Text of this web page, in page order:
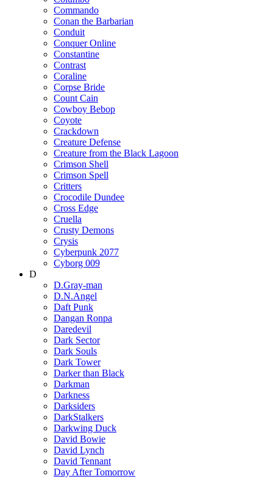
Commando
Conan the Barbarian
Conduit
Conquer Online
Constantine
Contrast
Coraline
Corpse Bride
Count Cain
Cowboy Bebop
Coyote
Crackdown
Creature Defense
Creature from the Black Lagoon
Crimson Shell
Crimson Spell
Critters
Crocodile Dundee
Cross Edge
Cruella
Crusty Demons
Crysis
Cyberpunk 2077
Cyborg 009
D
D.Gray-man
D.N.Angel
Daft Punk
Dangan Ronpa
Daredevil
Dark Sector
Dark Souls
Dark Tower
Darker than Black
Darkman
Darkness
Darksiders
DarkStalkers
Darkwing Duck
David Bowie
David Lynch
David Tennant
Day After Tomorrow